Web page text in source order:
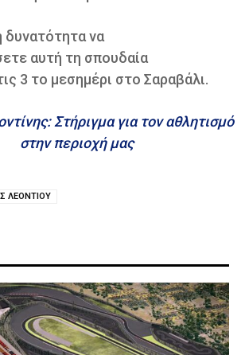
να
αυτή τη σπουδαία
3 το μεσημέρι στο Σαραβάλι.
Στήριγμα για τον αθλητισμό
στην περιοχή μας
ΛΕΟΝΤΙΟΥ